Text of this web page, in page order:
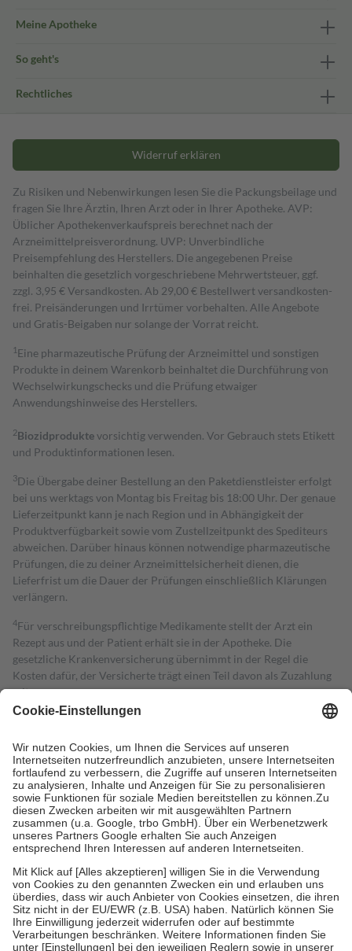
Meine Apotheke
So geht's
Rechtliches
Widerruf erklären
Zu Risiken und Nebenwirkungen lesen Sie die Packungsbeilage und
fragen Sie Ihre Ärztin, Ihren Arzt oder in Ihrer Apotheke. AVP:
Üblicher Apothekenverkaufspreis berechnet nach der
Arzneimittelpreisverordnung. UVP: Unverbindliche
Preisempfehlung des Herstellers. Die angegebenen Preise
beinhalten die gesetzlich vorgeschriebene Mehrwertsteuer, ggf.
zzgl. 3,95 € Versandkosten. Ab 29,00 € Bestell­wert versand­kosten­
frei. Preisänderungen und Irrtümer vorbehalten. Alle Angebote
und Gratis-Beigaben nur solange der Vorrat reicht.
1 Eine pharmazeutische Prüfung der Arzneimittel und sonstigen
Produkte in deinem Warenkorb beinhaltet die Durchführung von
Wechselwirkungschecks und die Prüfung etwaiger
Anwendungshinweise des Herstellers.
2Biozidproduktevorsichtig verwenden. Vor Gebrauch stets Etikett
und Produktinformationen lesen.
3Die Übergabe deiner Bestellung an den Paketdienstleister erfolgt
bei uns werktags von Montag bis Freitag bis 18:00 Uhr. Der genaue
Lieferzeitpunkt kann je nach Region und in Abhängigkeit der
Produktverfügbarkeit sowie vom Zustellzeitpunkt des Spediteurs
abweichen. Darüber hinaus können notwendige pharmazeutische
Prüfungen, die zu deiner Arzneimittelsicherheit dienen, die
Lieferfrist um die Dauer der Prüfungen einschließlich Klärungen
verlängern.
4Für verschreibungspflichtige Medikamente stellt der Arzt ein
Rezept aus und der Patient erhält sie in der Apotheke. Die
gesetzliche Krankenversicherung übernimmt in der Regel die
Kosten dafür, der Versicherte trägt einen Teil davon als Zuzahlung
mit.
Grundsätzlich leisten Mitglieder Zuzahlungen in Höhe von zehn
höchstens zehn Euro.
Es sind jedoch nie mehr als die tatsächlichen
Kosten der Leistung zu entrichten.
Diese Regeln gelten grundsätzlich auch für Online-Apotheken.
Bei Heilmitteln und häuslicher Krankenpflege beträgt die
Zuzahlung zehn Prozent der Kosten sowie zehn Euro je
Verordnung.
Um das Engagement der Versicherten für ihre eigene Gesundheit zu
stärken und die besondere Stellung der Familie zu unterstützen,
fallenkeine Zuzahlungenan bei:
• Kindern und Jugendlichen bis zum vollendeten 18. Lebensjahr
mit Ausnahme der Fahrkosten
• Untersuchungen zur Vorsorge und Früherkennung, die von der
GKV getragen werden